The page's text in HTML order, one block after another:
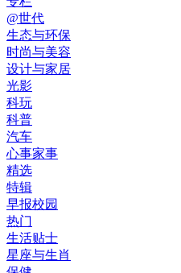
@世代
生态与环保
时尚与美容
设计与家居
光影
科玩
科普
汽车
心事家事
精选
特辑
早报校园
热门
生活贴士
星座与生肖